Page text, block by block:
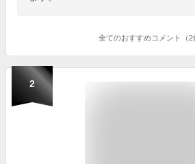
全てのおすすめコメント（2
2